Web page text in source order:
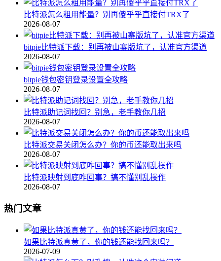
比特派怎么租用能量？别再傻乎乎直接付TRX了
2026-08-07
bitpie比特派下载：别再被山寨版坑了，认准官方渠道
2026-08-07
bitpie钱包密钥登录设置全攻略
2026-08-07
比特派助记词找回？别急，老手教你几招
2026-08-07
比特派交易关闭怎么办？你的币还能取出来吗
2026-08-07
比特派映射到底咋回事？搞不懂别乱操作
2026-08-07
热门文章
如果比特派真黄了，你的钱还能找回来吗？
2026-07-09